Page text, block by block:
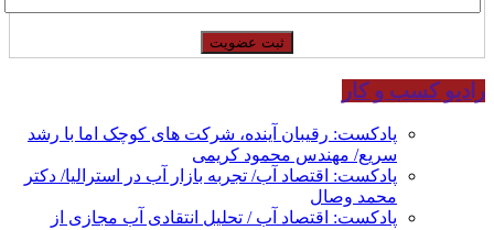
رادیو کسب و کار
پادکست: رقیبان آینده، شرکت های کوچک اما با رشد
سریع/ مهندس محمود کریمی
پادکست: اقتصاد آب/ تجربه بازار آب در استرالیا/ دکتر
محمد وصال
پادکست: اقتصاد آب / تحلیل انتقادی آب مجازی از